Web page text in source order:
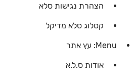
הצהרת נגישות סלא
קטלוג סלא מדיקל
Menu: עץ אתר
אודות ס.ל.א